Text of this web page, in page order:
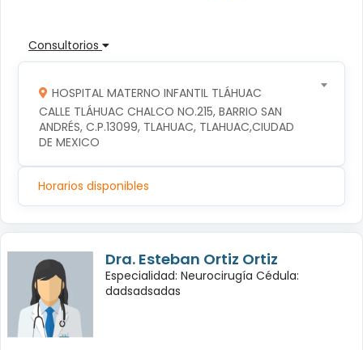
Consultorios
HOSPITAL MATERNO INFANTIL TLÁHUAC
CALLE TLÁHUAC CHALCO NO.215, BARRIO SAN
ANDRÉS, C.P.13099, TLAHUAC, TLAHUAC,CIUDAD
DE MEXICO
Horarios disponibles
Dra. Esteban Ortiz Ortiz
Especialidad: Neurocirugía Cédula:
dadsadsadas